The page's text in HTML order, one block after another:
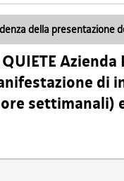
della presentazione
di
settimanali)